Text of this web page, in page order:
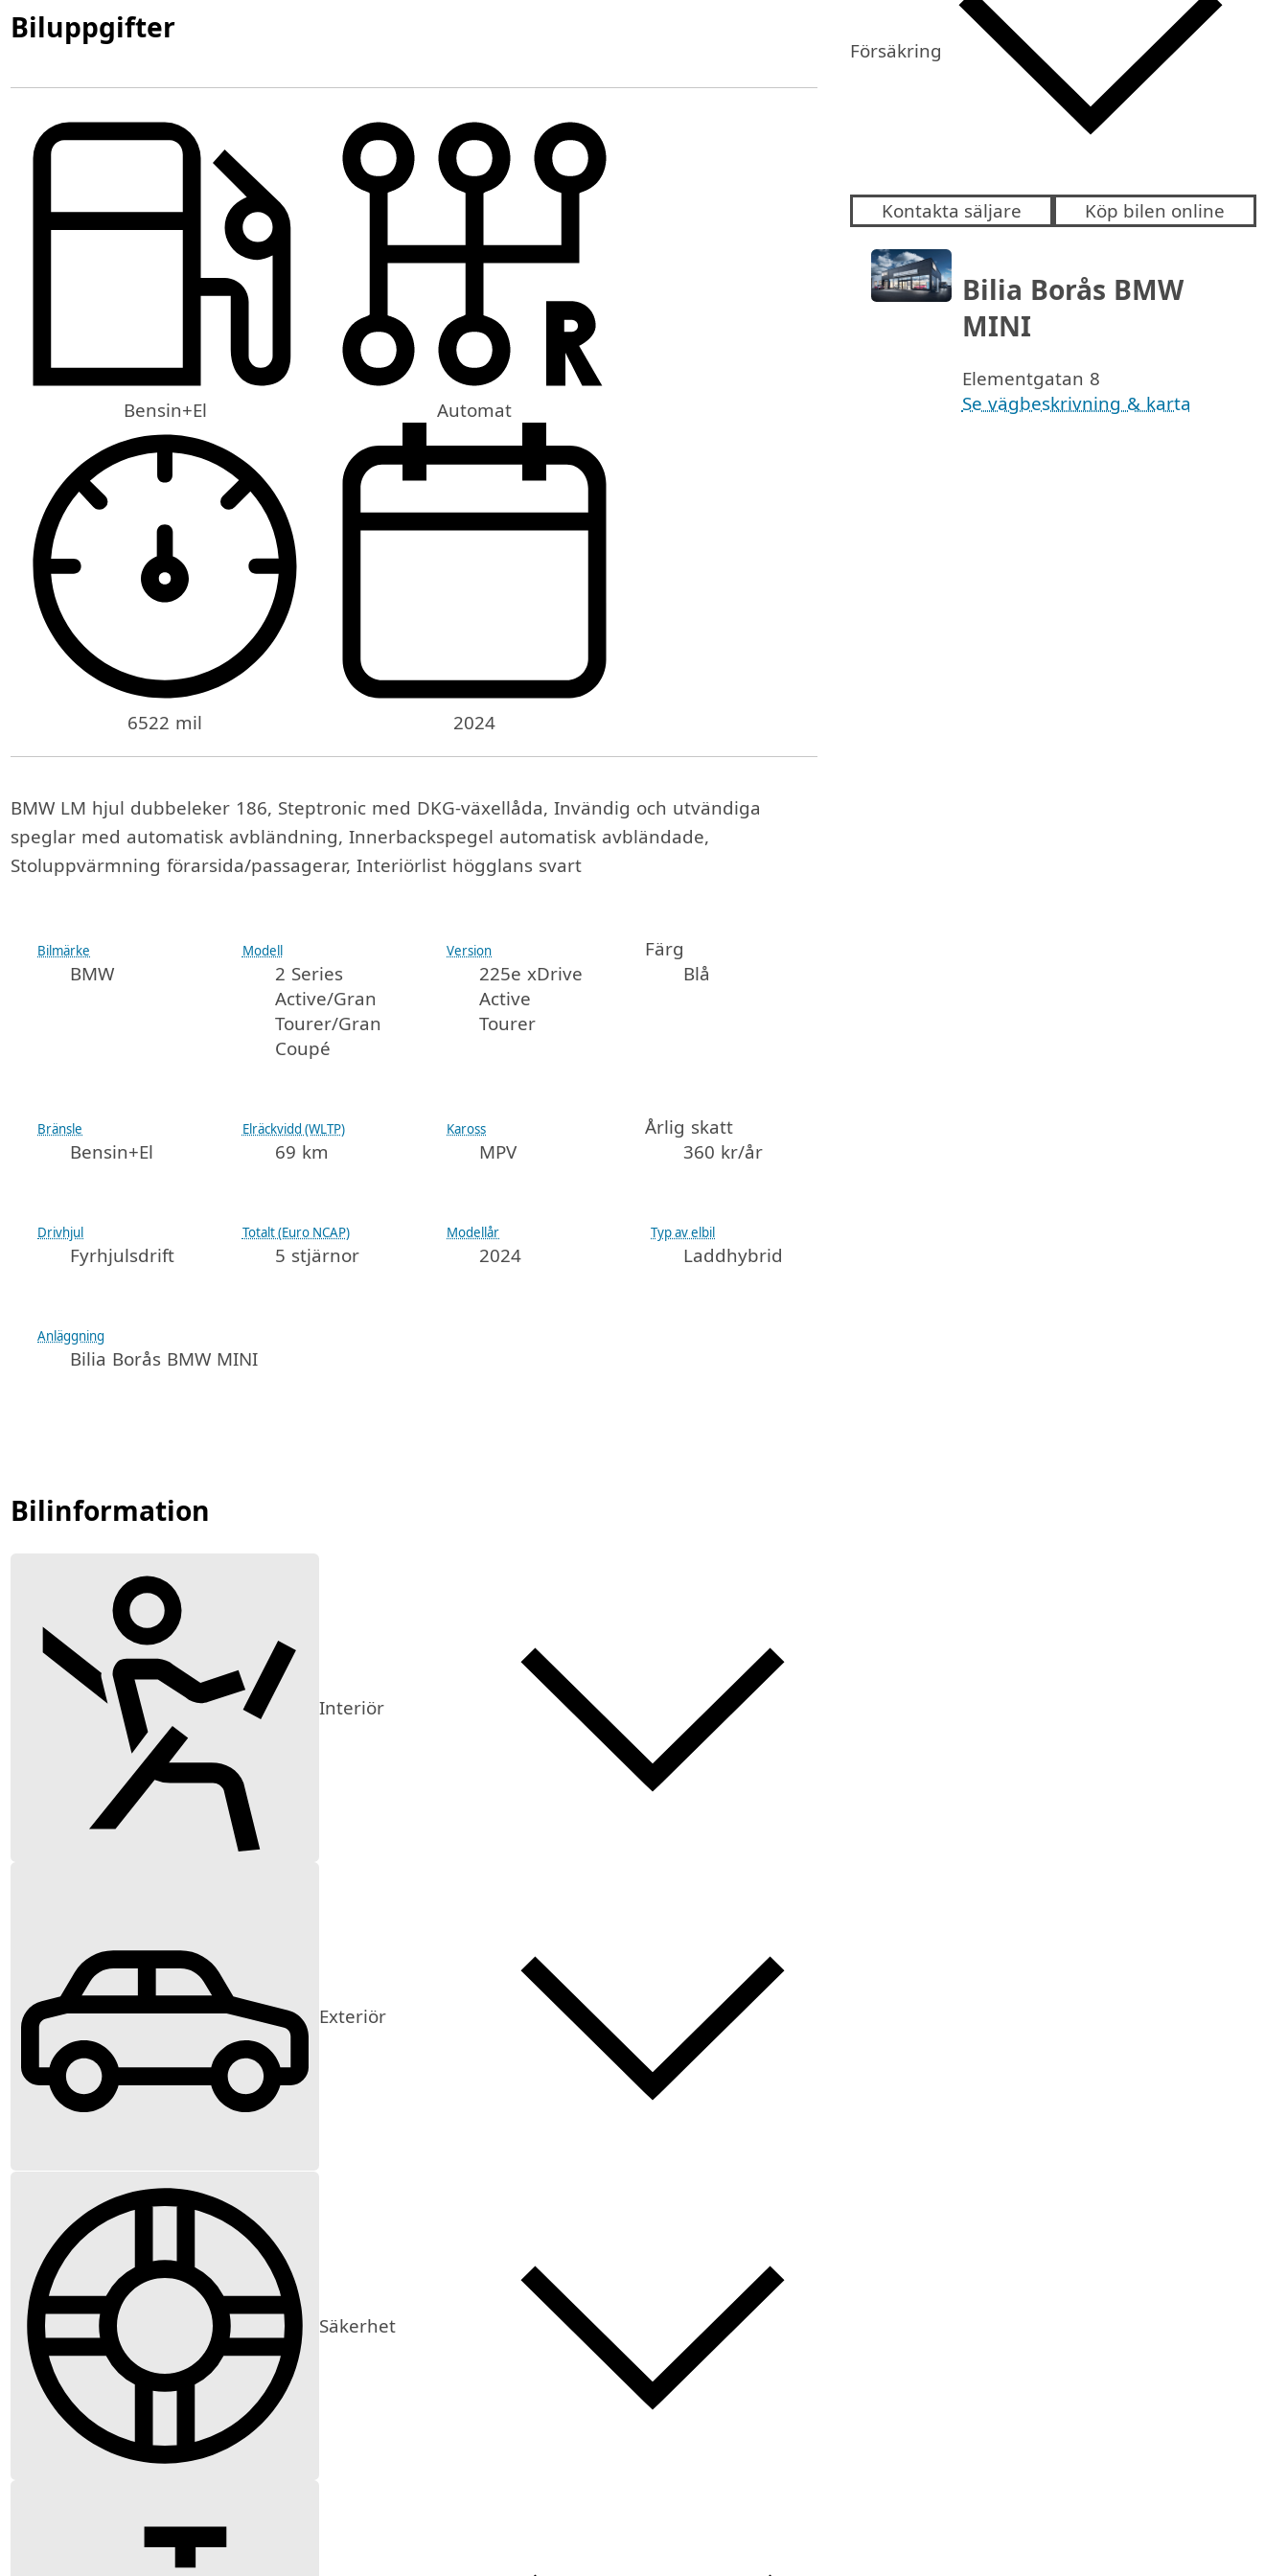
Försäkring
Kontakta säljare Köp bilen online
Bilia Borås BMW
MINI
Elementgatan 8
Se vägbeskrivning & karta
Biluppgifter
Bensin+El Automat
6522 mil 2024
BMW LM hjul dubbeleker 186, Steptronic med DKG-växellåda, Invändig och utvändiga
speglar med automatisk avbländning, Innerbackspegel automatisk avbländade,
Stoluppvärmning förarsida/passagerar, Interiörlist högglans svart
Bilmärke
BMW
Modell
2 Series
Active/Gran
Tourer/Gran
Coupé
Version
225e xDrive
Active
Tourer
Färg
Blå
Bränsle
Bensin+El
Elräckvidd (WLTP)
69 km
Kaross
MPV
Årlig skatt
360 kr/år
Drivhjul
Fyrhjulsdrift
Totalt (Euro NCAP)
5 stjärnor
Modellår
2024
Typ av elbil
Laddhybrid
Anläggning
Bilia Borås BMW MINI
Bilinformation
Interiör
Exteriör
Säkerhet